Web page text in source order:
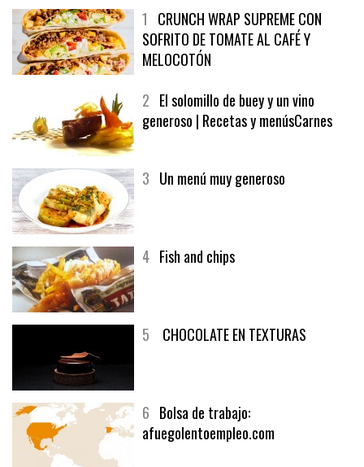
1 CRUNCH WRAP SUPREME CON
SOFRITO DE TOMATE AL CAFÉ Y
MELOCOTÓN
2 El solomillo de buey y un vino
generoso | Recetas y menúsCarnes
3 Un menú muy generoso
4 Fish and chips
5 CHOCOLATE EN TEXTURAS
6 Bolsa de trabajo:
afuegolentoempleo.com